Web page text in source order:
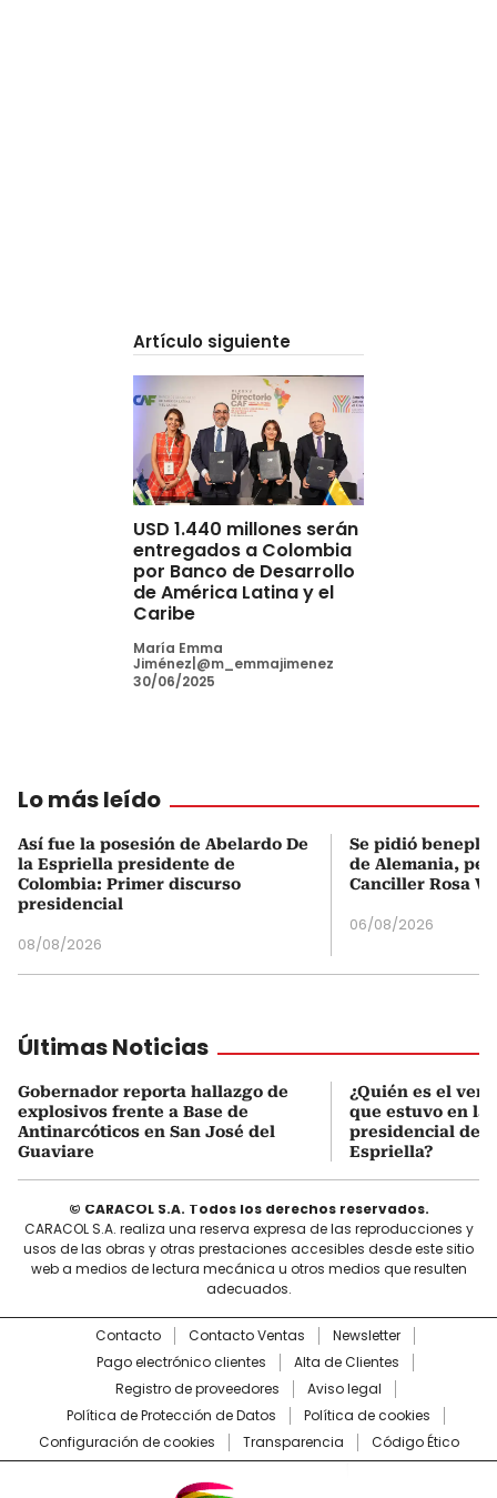
Artículo siguiente
USD 1.440 millones serán
entregados a Colombia
por Banco de Desarrollo
de América Latina y el
Caribe
María Emma
Jiménez|@m_emmajimenez
30/06/2025
Lo más leído
Así fue la posesión de Abelardo De
la Espriella presidente de
Colombia: Primer discurso
presidencial
08/08/2026
Se pidió
de Alemania,
Canciller Rosa
06/08/2026
Últimas Noticias
Gobernador reporta hallazgo de
explosivos frente a Base de
Antinarcóticos en San José del
Guaviare
¿Quién es el
que estuvo en la
presidencial de
Espriella?
© CARACOL S.A. Todos los derechos reservados.
CARACOL S.A. realiza una reserva expresa de las reproducciones y
usos de las obras y otras prestaciones accesibles desde este sitio
web a medios de lectura mecánica u otros medios que resulten
adecuados.
Contacto Contacto Ventas
Newsletter
Pago electrónico clientes
Alta de Clientes
Registro de proveedores
Aviso legal
Política de Protección de Datos
Política de cookies
Configuración de cookies
Transparencia Código Ético